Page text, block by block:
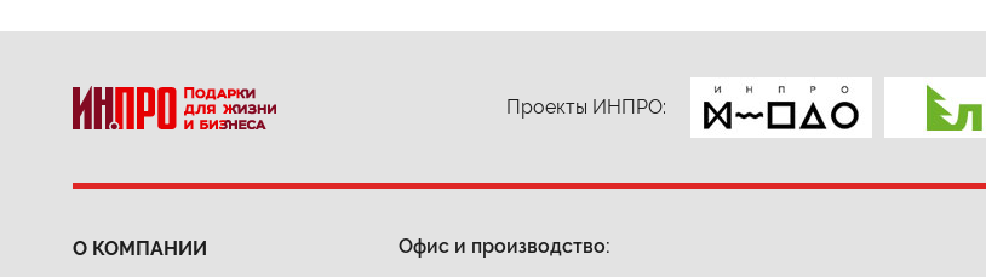
Проекты ИНПРО:
О КОМПАНИИ Офис и производство: